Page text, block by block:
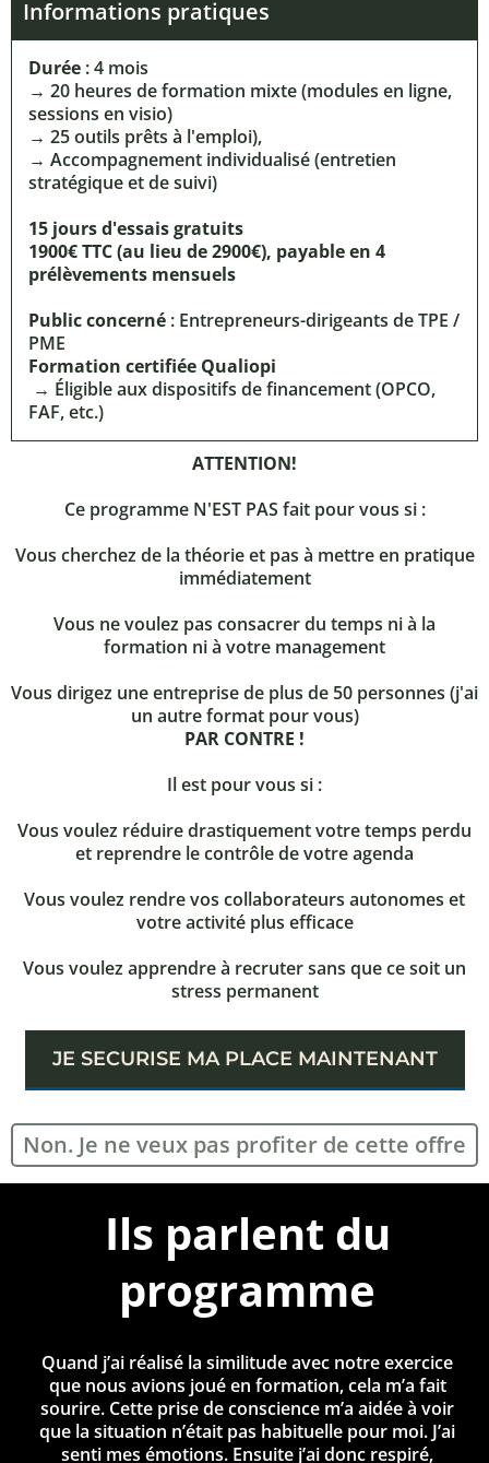
Informations pratiques
Durée : 4 mois
→ 20 heures de formation mixte (modules en ligne,
sessions en visio)
→ 25 outils prêts à l'emploi),
→ Accompagnement individualisé (entretien
stratégique et de suivi)
15 jours d'essais gratuits
1900€ TTC (au lieu de 2900€), payable en 4
prélèvements mensuels
Public concerné : Entrepreneurs-dirigeants de TPE /
PME
Formation certifiée Qualiopi
→ Éligible aux dispositifs de financement (OPCO,
FAF, etc.)
ATTENTION!
Ce programme N'EST PAS fait pour vous si :
Vous cherchez de la théorie et pas à mettre en pratique
immédiatement
Vous ne voulez pas consacrer du temps ni à la
formation ni à votre management
Vous dirigez une entreprise de plus de 50 personnes (j'ai
un autre format pour vous)
PAR CONTRE !
Il est pour vous si :
Vous voulez réduire drastiquement votre temps perdu
et reprendre le contrôle de votre agenda
Vous voulez rendre vos collaborateurs autonomes et
votre activité plus efficace
Vous voulez apprendre à recruter sans que ce soit un
stress permanent
JE SECURISE MA PLACE MAINTENANT
Non. Je ne veux pas profiter de cette offre
Ils parlent du
programme
Quand j’ai réalisé la similitude avec notre exercice
que nous avions joué en formation, cela m’a fait
sourire. Cette prise de conscience m’a aidée à voir
que la situation n’était pas habituelle pour moi. J’ai
senti mes émotions. Ensuite j’ai donc respiré,